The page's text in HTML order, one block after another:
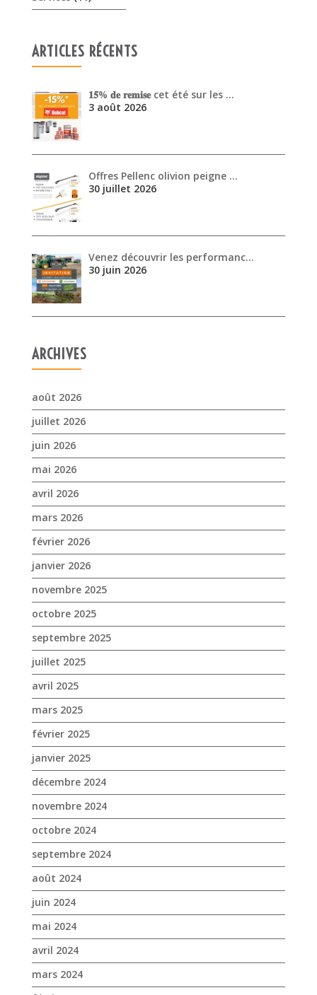
Offres Pellenc olivion peigne …
30 juin 2026
ARCHIVES
août 2026
juillet 2026
mai 2026
mars 2026
février 2026
janvier 2026
novembre 2025
octobre 2025
septembre 2025
juillet 2025
avril 2025
mars 2025
février 2025
janvier 2025
décembre 2024
novembre 2024
octobre 2024
septembre 2024
août 2024
juin 2024
mai 2024
avril 2024
mars 2024
février 2024
janvier 2024
décembre 2023
novembre 2023
octobre 2023